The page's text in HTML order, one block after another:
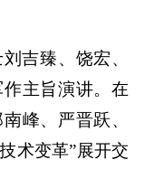
吉臻、饶宏、
主旨演讲。在
峰、严晋跃、
术变革”展开交